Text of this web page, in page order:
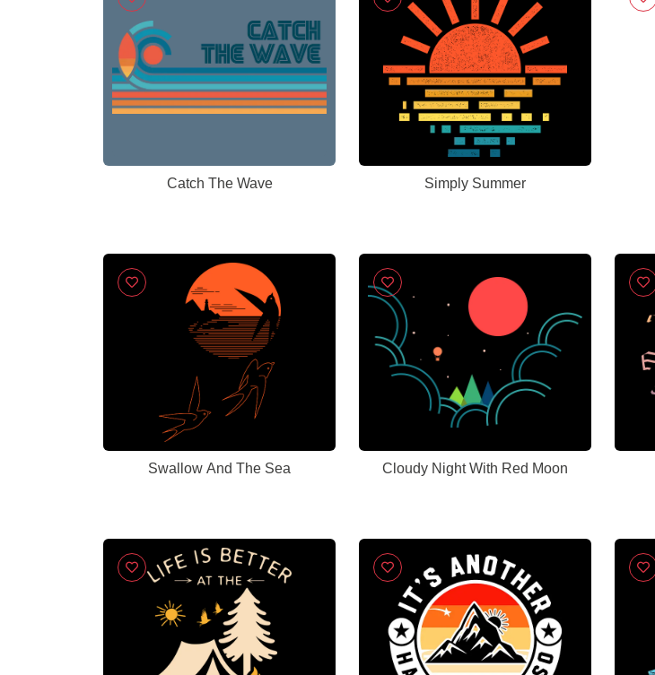
Catch The Wave Simply Summer
Swallow And The Sea Cloudy Night With Red Moon